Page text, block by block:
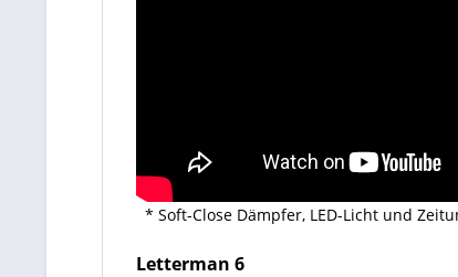
* Soft-Close Dämpfer, LED-Licht und
Letterman 6